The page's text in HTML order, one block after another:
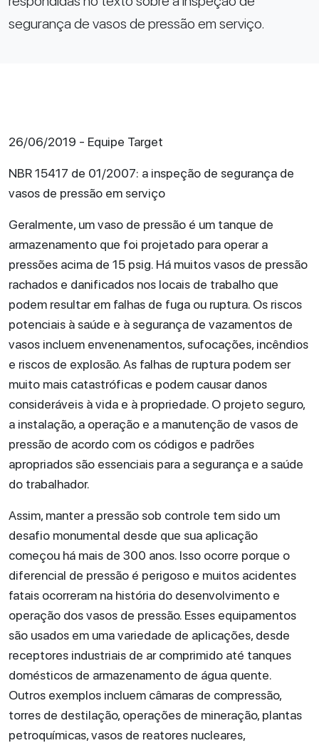
segurança de vasos de pressão em serviço.
26/06/2019 - Equipe Target
NBR 15417 de 01/2007: a inspeção de segurança de
vasos de pressão em serviço
Geralmente, um vaso de pressão é um tanque de
armazenamento que foi projetado para operar a
pressões acima de 15 psig. Há muitos vasos de pressão
rachados e danificados nos locais de trabalho que
podem resultar em falhas de fuga ou ruptura. Os riscos
potenciais à saúde e à segurança de vazamentos de
vasos incluem envenenamentos, sufocações, incêndios
e riscos de explosão. As falhas de ruptura podem ser
muito mais catastróficas e podem causar danos
consideráveis à vida e à propriedade. O projeto seguro,
a instalação, a operação e a manutenção de vasos de
pressão de acordo com os códigos e padrões
apropriados são essenciais para a segurança e a saúde
do trabalhador.
Assim, manter a pressão sob controle tem sido um
desafio monumental desde que sua aplicação
começou há mais de 300 anos. Isso ocorre porque o
diferencial de pressão é perigoso e muitos acidentes
fatais ocorreram na história do desenvolvimento e
operação dos vasos de pressão. Esses equipamentos
são usados em uma variedade de aplicações, desde
receptores industriais de ar comprimido até tanques
domésticos de armazenamento de água quente.
Outros exemplos incluem câmaras de compressão,
torres de destilação, operações de mineração, plantas
petroquímicas, vasos de reatores nucleares,